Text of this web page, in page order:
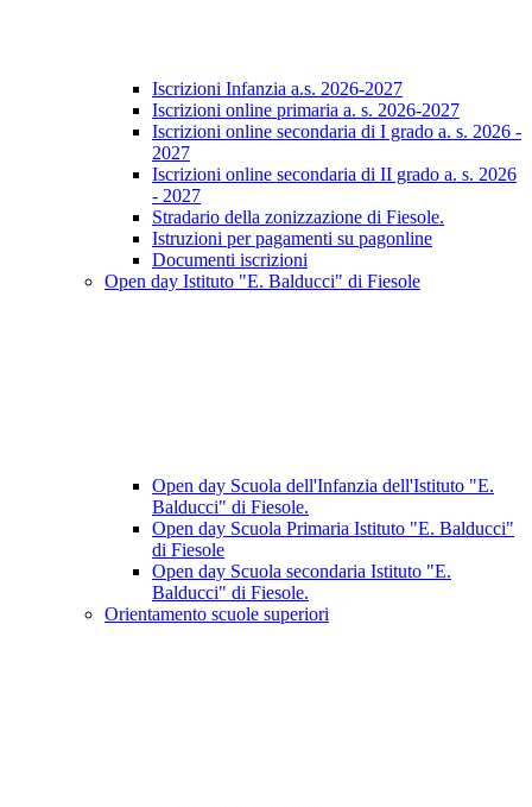
Iscrizioni Infanzia a.s. 2026-2027
Iscrizioni online primaria a. s. 2026-2027
Iscrizioni online secondaria di I grado a. s. 2026 -
2027
Iscrizioni online secondaria di II grado a. s. 2026
- 2027
Stradario della zonizzazione di Fiesole.
Istruzioni per pagamenti su pagonline
Documenti iscrizioni
Open day Istituto "E. Balducci" di Fiesole
Open day Scuola dell'Infanzia dell'Istituto "E.
Balducci" di Fiesole.
Open day Scuola Primaria Istituto "E. Balducci"
di Fiesole
Open day Scuola secondaria Istituto "E.
Balducci" di Fiesole.
Orientamento scuole superiori